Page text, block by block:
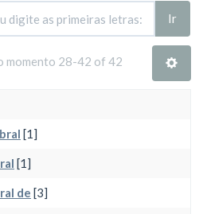
Ir
momento 28-42 of 42
[1]
[1]
de [3]